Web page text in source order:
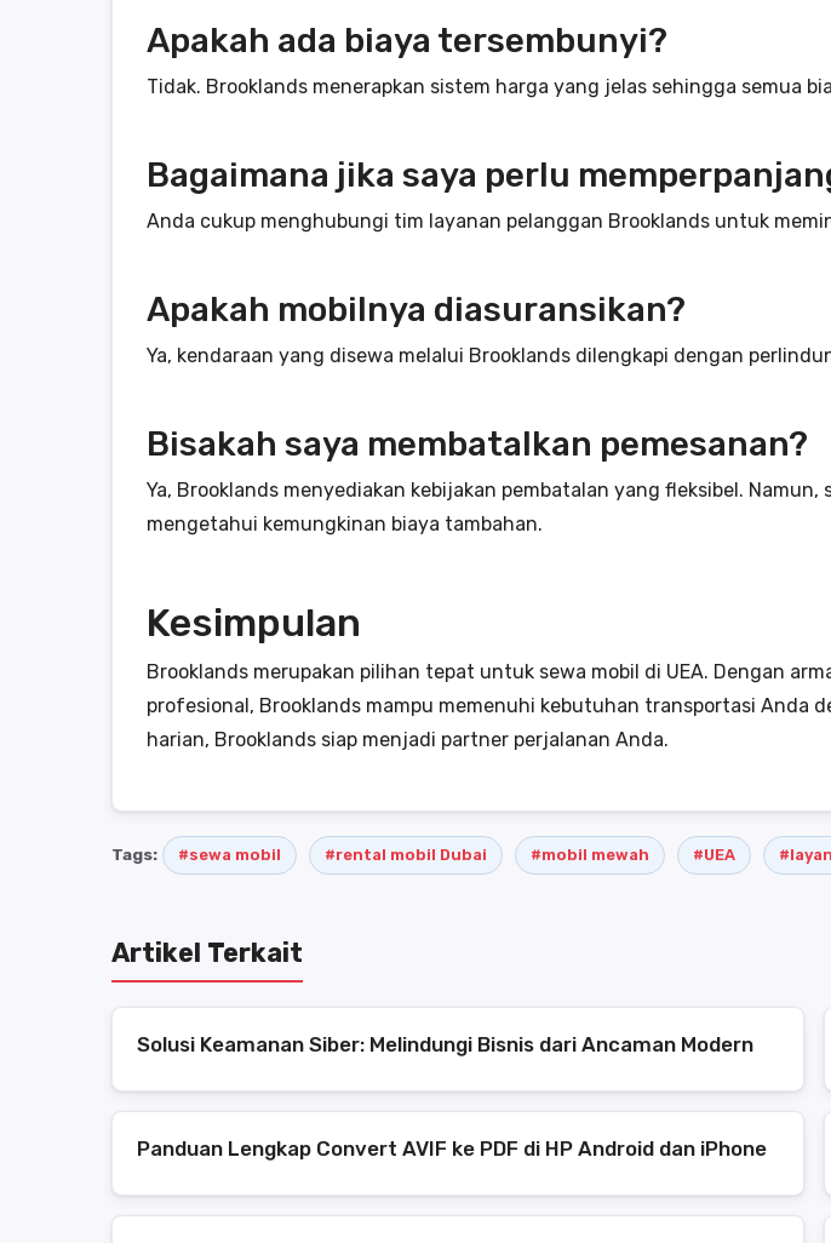
Apakah ada biaya tersembunyi?
Tidak. Brooklands menerapkan sistem harga yang jelas sehingga semua
Bagaimana jika saya perlu
Anda cukup menghubungi tim layanan pelanggan Brooklands untuk
Apakah mobilnya diasuransikan?
Ya, kendaraan yang disewa melalui Brooklands dilengkapi dengan
Bisakah saya membatalkan pemesanan?
Ya, Brooklands menyediakan kebijakan pembatalan yang fleksibel.
mengetahui kemungkinan biaya tambahan.
Kesimpulan
Brooklands merupakan pilihan tepat untuk sewa mobil di UEA. Dengan
profesional, Brooklands mampu memenuhi kebutuhan transportasi Anda
harian, Brooklands siap menjadi partner perjalanan Anda.
Tags: #sewa mobil #rental mobil Dubai #mobil mewah #UEA
Artikel Terkait
Solusi Keamanan Siber: Melindungi Bisnis dari Ancaman Modern
Panduan Lengkap Convert AVIF ke PDF di HP Android dan iPhone